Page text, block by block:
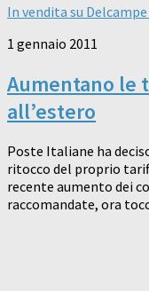
In vendita su Delcampe
1 gennaio 2011
Aumentano le
all’estero
Poste Italiane ha
ritocco del proprio
recente aumento dei
raccomandate, ora